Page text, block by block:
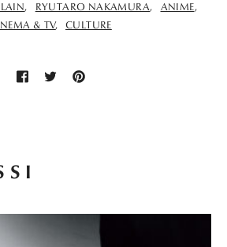
LAIN RYUTARO NAKAMURA
ANIME
& TV
CULTURE